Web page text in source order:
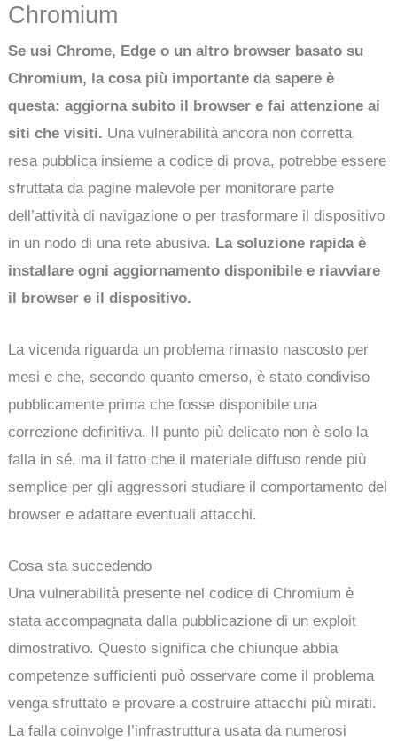
Chromium
Se usi Chrome, Edge o un altro browser basato su
Chromium, la cosa più importante da sapere è
questa: aggiorna subito il browser e fai attenzione ai
siti che visiti. Una vulnerabilità ancora non corretta,
resa pubblica insieme a codice di prova, potrebbe essere
sfruttata da pagine malevole per monitorare parte
dell’attività di navigazione o per trasformare il dispositivo
in un nodo di una rete abusiva. La soluzione rapida è
installare ogni aggiornamento disponibile e riavviare
il browser e il dispositivo.
La vicenda riguarda un problema rimasto nascosto per
mesi e che, secondo quanto emerso, è stato condiviso
pubblicamente prima che fosse disponibile una
correzione definitiva. Il punto più delicato non è solo la
falla in sé, ma il fatto che il materiale diffuso rende più
semplice per gli aggressori studiare il comportamento del
browser e adattare eventuali attacchi.
Cosa sta succedendo
Una vulnerabilità presente nel codice di Chromium è
stata accompagnata dalla pubblicazione di un exploit
dimostrativo. Questo significa che chiunque abbia
competenze sufficienti può osservare come il problema
venga sfruttato e provare a costruire attacchi più mirati.
La falla coinvolge l’infrastruttura usata da numerosi